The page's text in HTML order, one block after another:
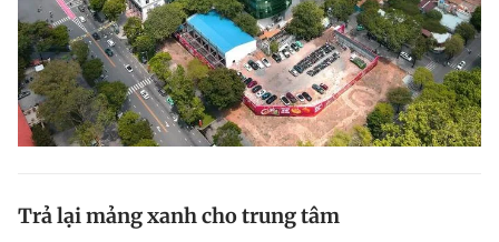
Trả lại mảng xanh cho trung tâm